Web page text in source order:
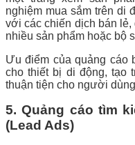
nghiệm mua sắm trên di
với các chiến dịch bán
nhiều sản phẩm hoặc bộ
Ưu điểm của quảng cáo
cho thiết bị di động, tạo
thuận tiện cho người
5. Quảng cáo tìm
(Lead Ads)